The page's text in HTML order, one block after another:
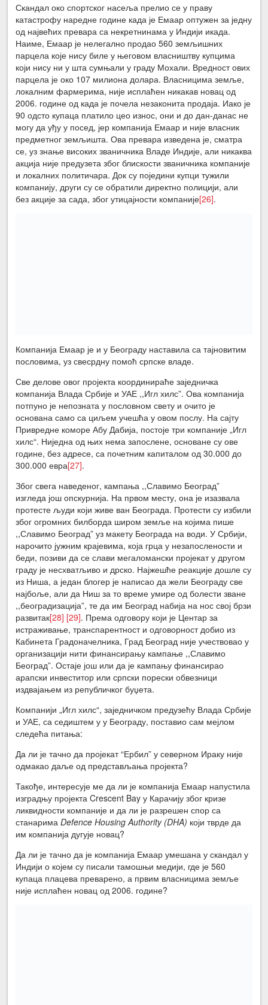
Скандал око спортског насеља прелио се у праву
катастрофу наредне године када је Емаар оптужен за једну
од највећих превара са некретнинама у Индији икада.
Наиме, Емаар је нелегално продао 560 земљишних
парцела које нису биле у његовом власништву купцима
који нису ни у шта сумњали у граду Мохали. Вредност ових
парцела је око 107 милиона долара. Власницима земље,
локалним фармерима, није исплаћен никакав новац од
2006. године од када је почела незаконита продаја. Иако је
90 одсто купаца платило цео износ, они и до дан-данас не
могу да уђу у посед, јер компанија Емаар и није власник
предметног земљишта. Ова превара изведена је, сматра
се, уз знање високих званичника Владе Индије, али никаква
акција није предузета због блискости званичника компаније
и локалних политичара. Док су поједини купци тужили
компанију, други су се обратили директно полицији, али
без акције за сада, због утицајности компаније[26].
Компанија Емаар је и у Београду наставила са тајновитим
пословима, уз свесрдну помоћ српске владе.
Све делове овог пројекта координираће заједничка
компанија Влада Србије и УАЕ ,,Игл хилс”. Ова компанија
потпуно је непозната у пословном свету и очито је
основана само са циљем учешћа у овом послу. На сајту
Привредне коморе Абу Дабија, постоје три компаније „Игл
хилс“. Ниједна од њих нема запослене, основане су ове
године, без адресе, са почетним капиталом од 30.000 до
300.000 евра[27].
Због свега наведеног, кампања ,,Славимо Београд”
изгледа још опскурнија. На првом месту, она је изазвала
протесте људи који живе ван Београда. Протести су избили
због огромних билборда широм земље на којима пише
,,Славимо Београд” уз макету Београда на води. У Србији,
нарочито јужним крајевима, која грца у незапослености и
беди, позиви да се слави мегаломански пројекат у другом
граду је несхватљиво и дрско. Најжешће реакције дошле су
из Ниша, а један блогер је написао да жели Београду све
најбоље, али да Ниш за то време умире од болести зване
,,београдизација”, те да им Београд набија на нос свој брзи
развитак[28] [29]. Према одговору који је Центар за
истраживање, транспарентност и одговорност добио из
Кабинета Градоначелника, Град Београд није учествовао у
организацији нити финансирању кампање ,,Славимо
Београд”. Остаје још или да је кампању финансирао
арапски инвеститор или српски порески обвезници
издвајањем из републичког буџета.
Компанији „Игл хилс“, заједничком предузећу Влада Србије
и УАЕ, са седиштем у у Београду, поставио сам мејлом
следећа питања:
Да ли је тачно да пројекат “Ербил” у северном Ираку није
одмакао даље од представљања пројекта?
Такође, интересује ме да ли је компанија Емаар напустила
изградњу пројекта Crescent Bay у Карачију због кризе
ликвидности компаније и да ли је разрешен спор са
станаримаDefence Housing Authority (DHA) који тврде да
им компанија дугује новац?
Да ли је тачно да је компанија Емаар умешана у скандал у
Индији о којем су писали тамошњи медији, где је 560
купаца плацева преварено, а првим власницима земље
није исплаћен новац од 2006. године?